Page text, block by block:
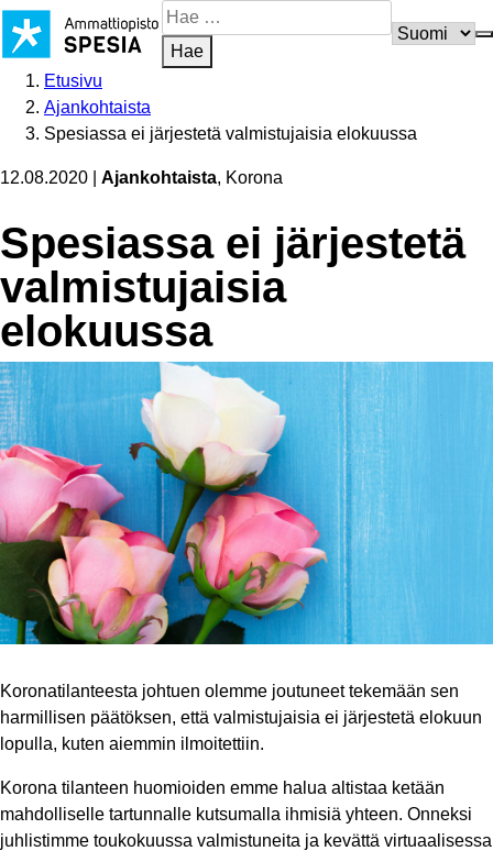
Siirry
sisältöön
Hae
sivustosta
Hae
Etusivu
Ajankohtaista
Spesiassa ei järjestetä valmistujaisia elokuussa
12.08.2020 Ajankohtaista, Korona
Spesiassa ei järjestetä
valmistujaisia
elokuussa
Koronatilanteesta johtuen olemme joutuneet tekemään sen
harmillisen päätöksen, että valmistujaisia ei järjestetä elokuun
lopulla, kuten aiemmin ilmoitettiin.
Korona tilanteen huomioiden emme halua altistaa ketään
mahdolliselle tartunnalle kutsumalla ihmisiä yhteen. Onneksi
juhlistimme toukokuussa valmistuneita ja kevättä virtuaalisessa